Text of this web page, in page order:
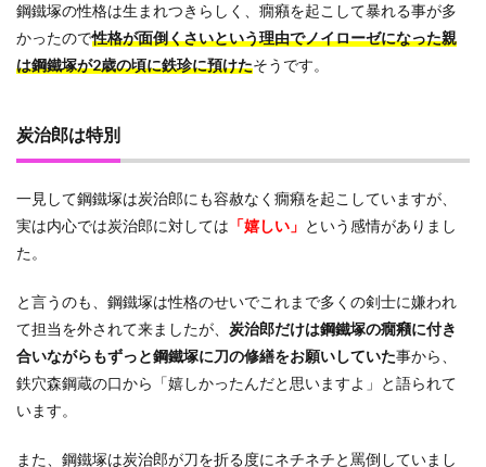
鋼鐵塚の性格は生まれつきらしく、癇癪を起こして暴れる事が多
かったので性格が面倒くさいという理由でノイローゼになった親
は鋼鐵塚が2歳の頃に鉄珍に預けたそうです。
炭治郎は特別
一見して鋼鐵塚は炭治郎にも容赦なく癇癪を起こしていますが、
実は内心では炭治郎に対しては 「嬉しい」 という感情がありまし
た。
と言うのも、鋼鐵塚は性格のせいでこれまで多くの剣士に嫌われ
て担当を外されて来ましたが、 炭治郎だけは鋼鐵塚の癇癪に付き
合いながらもずっと鋼鐵塚に刀の修繕をお願いしていた事から、
鉄穴森鋼蔵の口から「嬉しかったんだと思いますよ」と語られて
います。
また、鋼鐵塚は炭治郎が刀を折る度にネチネチと罵倒していまし